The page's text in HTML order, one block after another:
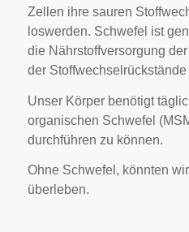
Zellen ihre sauren
loswerden. Schwefel ist
die Nährstoffversorgung
der Stoffwechselrückstände
Unser Körper benötigt
organischen Schwefel
durchführen zu können.
Ohne Schwefel, könnten
überleben.